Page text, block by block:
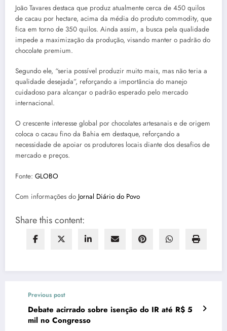
João Tavares destaca que produz atualmente cerca de 450 quilos
de cacau por hectare, acima da média do produto commodity, que
fica em torno de 350 quilos. Ainda assim, a busca pela qualidade
impede a maximização da produção, visando manter o padrão do
chocolate premium.
Segundo ele, “seria possível produzir muito mais, mas não teria a
qualidade desejada”, reforçando a importância do manejo
cuidadoso para alcançar o padrão esperado pelo mercado
internacional.
O crescente interesse global por chocolates artesanais e de origem
coloca o cacau fino da Bahia em destaque, reforçando a
necessidade de apoiar os produtores locais diante dos desafios de
mercado e preços.
Fonte: GLOBO
Com informações do Jornal Diário do Povo
Share this content:
Previous post
Debate acirrado sobre isenção do IR até R$ 5
mil no Congresso